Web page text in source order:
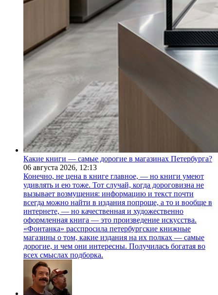
Какие книги — самые дорогие в магазинах Петербурга?
06 августа 2026, 12:13
Конечно, не цена в книге главное, — но книги умеют
удивлять и ею тоже. Тот случай, когда дороговизна не
вызывает возмущения: информацию и текст почти
всегда можно найти в издания попроще, а то и вообще в
интернете, — но качественная и художественно
оформленная книга — это произведение искусства.
«Фонтанка» расспросила петербургские книжные
магазины о том, какие издания на их полках — самые
дорогие, и чем они интересны. Получилась богатая во
всех смыслах подборка.